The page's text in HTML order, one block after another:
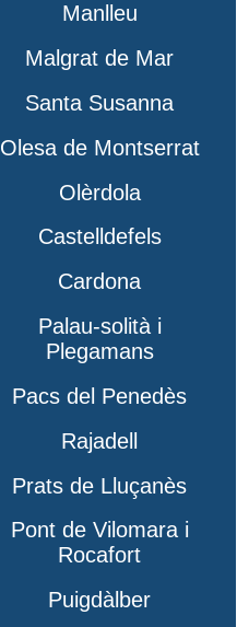
Manlleu
Malgrat de Mar
Santa Susanna
Olesa de Montserrat
Olèrdola
Castelldefels
Cardona
Palau-solità i
Plegamans
Pacs del Penedès
Rajadell
Prats de Lluçanès
Pont de Vilomara i
Rocafort
Puigdàlber